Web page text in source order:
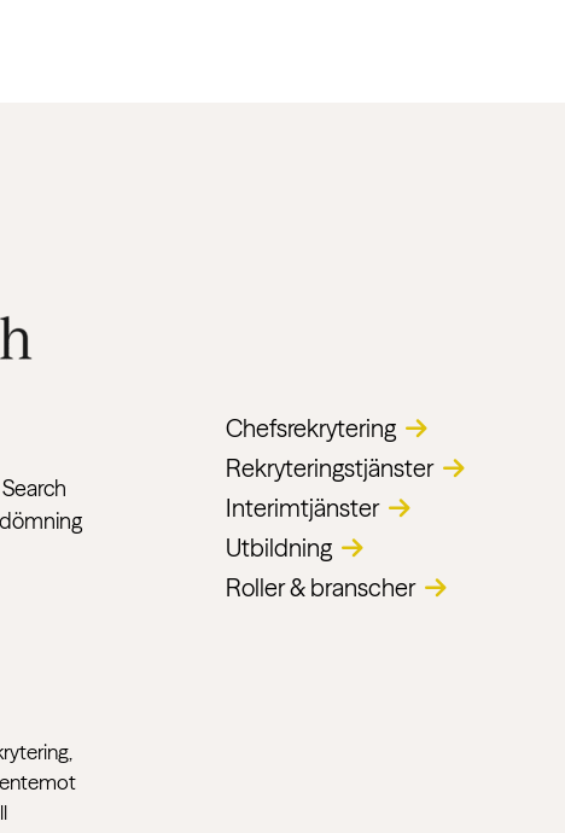
Chefsrekrytering
Rekryteringstjänster
Interimtjänster
Utbildning
Roller & branscher